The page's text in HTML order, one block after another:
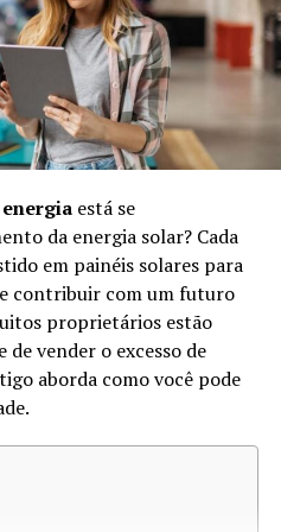
e ilegal de diamantes
de milhões de pessoas
diamantes impactam
sociedades e
reconhecimento da
a uma maior
negativo destes
de
um processo que visa
pedras preciosas.
incluindo:
está se
da energia solar? Cada
em painéis solares para
contribuir com um futuro
proprietários estão
vender o excesso de
aborda como você pode